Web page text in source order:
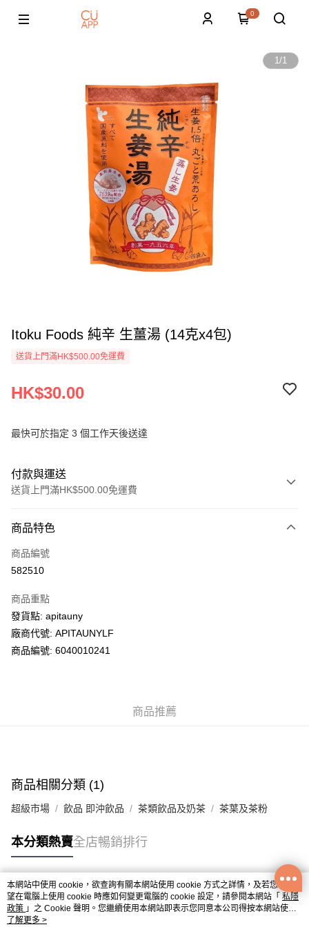
0
1/1
Itoku Foods 純辛 生薑湯 (14克x4包)
送貨上門滿HK$500.00免運費
HK$30.00
最快可於指定 3 個工作天後送達
付款與運送
送貨上門滿HK$500.00免運費
信用卡
AlipayHK
WeChat Pay
送貨方式
每筆HK$50.00，滿HK$200.00或以上免運費
UNY 門市自取
商品特色
商品編號
582510
商品重點
發貨點: apitauny
廠商代號: APITAUNYLF
商品編號: 6040010241
商品推薦
商品相關分類 (1)
超級市場 飲品 即沖飲品 茶類飲品及奶茶 茶葉及茶粉
本分類熱賣全店暢銷排行
熱門標籤
熱銷排行
本網站中使用 cookie，欲查詢有關本網站使用 cookie 方式之詳情，及若您不希
望在電腦上使用 cookie 時應如何變更電腦的 cookie 設定，請參閱本網站「 私隱
政策 」之 Cookie 聲明。您繼續使用本網站即表示您同意本公司得按本網站使用
條款之 Cookie 聲明使用 cookie。
了解更多 >